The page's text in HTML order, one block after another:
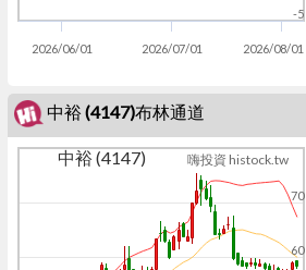
2026/06/01 2026/07/01 2026/08/01
-5
中裕 (4147)布林通道
中裕 (4147) 嗨投資 histock.tw
60
70